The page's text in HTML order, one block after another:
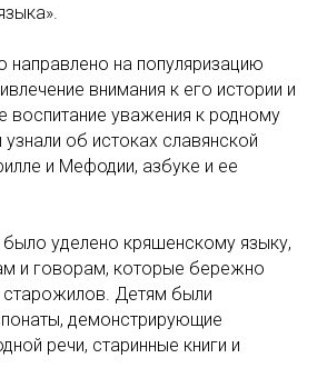
направлено на популяризацию
внимания к его истории и
воспитание уважения к родному
узнали об истоках славянской
и Мефодии, азбуке и ее
уделено кряшенскому языку,
и говорам, которые бережно
старожилов. Детям были
демонстрирующие
речи, старинные книги и